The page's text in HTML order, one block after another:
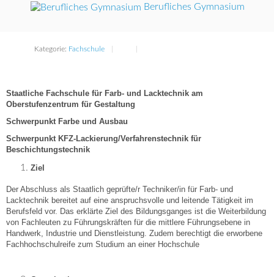
Berufliches Gymnasium
Kategorie: Fachschule
Staatliche Fachschule für Farb- und Lacktechnik am
Oberstufenzentrum für Gestaltung
Schwerpunkt Farbe und Ausbau
Schwerpunkt KFZ-Lackierung/Verfahrenstechnik für
Beschichtungstechnik
Ziel
Der Abschluss als Staatlich geprüfte/r Techniker/in für Farb- und
Lacktechnik bereitet auf eine anspruchsvolle und leitende Tätigkeit im
Berufsfeld vor. Das erklärte Ziel des Bildungsganges ist die Weiterbildung
von Fachleuten zu Führungskräften für die mittlere Führungsebene in
Handwerk, Industrie und Dienstleistung. Zudem berechtigt die erworbene
Fachhochschulreife zum Studium an einer Hochschule